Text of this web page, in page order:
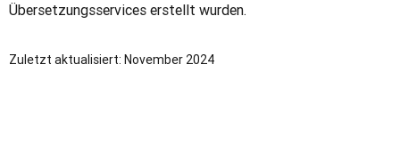
Übersetzungsservices erstellt wurden.
Zuletzt aktualisiert: November 2024